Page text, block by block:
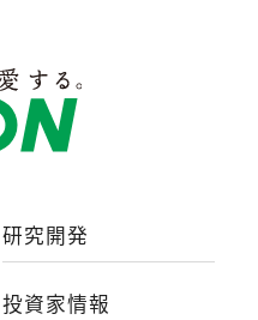
研究開発
投資家情報